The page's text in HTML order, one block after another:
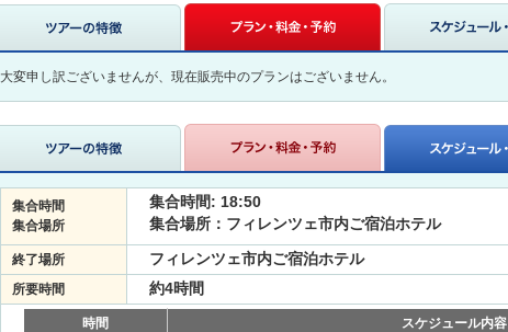
大変申し訳ございませんが、現在販売中のプランはございません。
集合時間
集合場所
集合時間: 18:50
集合場所：フィレンツェ市内ご宿泊ホテル
終了場所 フィレンツェ市内ご宿泊ホテル
所要時間 約4時間
時間 スケジュール内容